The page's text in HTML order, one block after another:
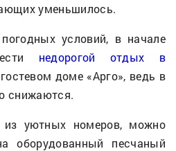
уменьшилось.
условий, в начале
недорогой отдых в
доме «Арго», ведь в
снижаются.
уютных номеров, можно
оборудованный песчаный